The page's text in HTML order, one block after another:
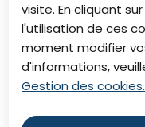
visite. En cliquant
l'utilisation de ces
moment modifier
d'informations,
Gestion des cookies.
Mars